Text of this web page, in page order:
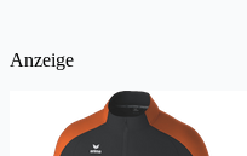
Anzeige